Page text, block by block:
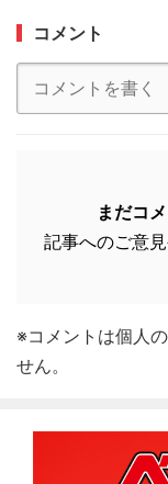
コメント
まだコ
記事へのご意
※コメントは個人
せん。